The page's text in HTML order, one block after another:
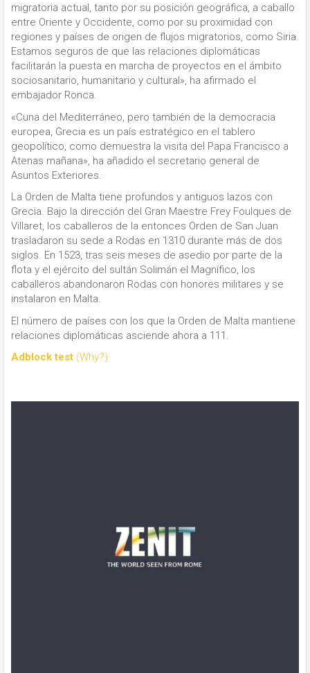
migratoria actual, tanto por su posición geográfica, a caballo
entre Oriente y Occidente, como por su proximidad con
regiones y países de origen de flujos migratorios, como Siria.
Estamos seguros de que las relaciones diplomáticas
facilitarán la puesta en marcha de proyectos en el ámbito
sociosanitario, humanitario y cultural», ha afirmado el
embajador Ronca.
«Cuna del Mediterráneo, pero también de la democracia
europea, Grecia es un país estratégico en el tablero
geopolítico, como demuestra la visita del Papa Francisco a
Atenas mañana», ha añadido el secretario general de
Asuntos Exteriores.
La Orden de Malta tiene profundos y antiguos lazos con
Grecia. Bajo la dirección del Gran Maestre Frey Foulques de
Villaret, los caballeros de la entonces Orden de San Juan
trasladaron su sede a Rodas en 1310 durante más de dos
siglos. En 1523, tras seis meses de asedio por parte de la
flota y el ejército del sultán Solimán el Magnífico, los
caballeros abandonaron Rodas con honores militares y se
instalaron en Malta.
El número de países con los que la Orden de Malta mantiene
relaciones diplomáticas asciende ahora a 111.
Adblock test (Why?)